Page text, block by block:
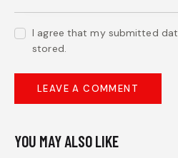
I agree that my submitted
stored.
YOU MAY ALSO LIKE